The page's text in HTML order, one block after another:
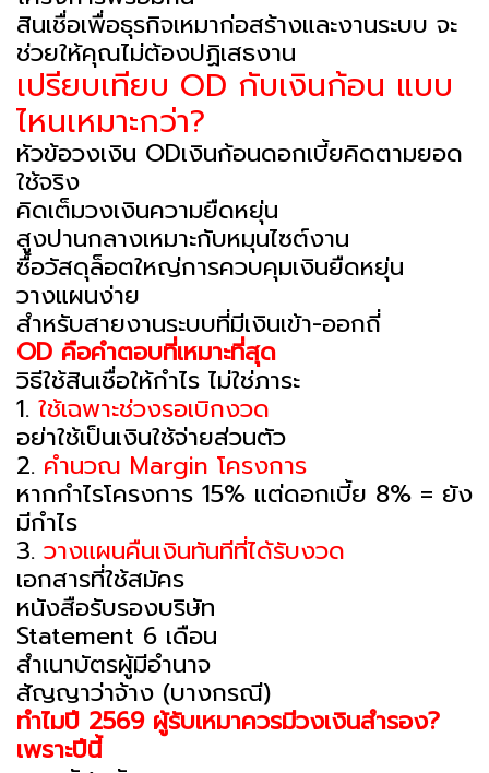
สินเชื่อเพื่อธุรกิจเหมาก่อสร้างและงานระบบ จะ
ช่วยให้คุณไม่ต้องปฏิเสธงาน
เปรียบเทียบ OD กับเงินก้อน แบบ
ไหนเหมาะกว่า?
หัวข้อวงเงิน ODเงินก้อนดอกเบี้ยคิดตามยอด
ใช้จริง
คิดเต็มวงเงินความยืดหยุ่น
สูงปานกลางเหมาะกับหมุนไซต์งาน
ซื้อวัสดุล็อตใหญ่การควบคุมเงินยืดหยุ่น
วางแผนง่าย
สำหรับสายงานระบบที่มีเงินเข้า-ออกถี่
OD คือคำตอบที่เหมาะที่สุด
วิธีใช้สินเชื่อให้กำไร ไม่ใช่ภาระ
1. ใช้เฉพาะช่วงรอเบิกงวด
อย่าใช้เป็นเงินใช้จ่ายส่วนตัว
2. คำนวณ Margin โครงการ
หากกำไรโครงการ 15% แต่ดอกเบี้ย 8% = ยัง
มีกำไร
3. วางแผนคืนเงินทันทีที่ได้รับงวด
เอกสารที่ใช้สมัคร
หนังสือรับรองบริษัท
Statement 6 เดือน
สำเนาบัตรผู้มีอำนาจ
สัญญาว่าจ้าง (บางกรณี)
ทำไมปี 2569 ผู้รับเหมาควรมีวงเงินสำรอง?
เพราะปีนี้